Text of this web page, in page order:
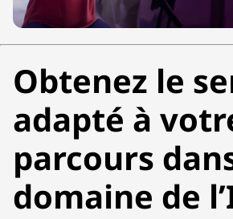
Obtenez le
adapté à
parcours
domaine de